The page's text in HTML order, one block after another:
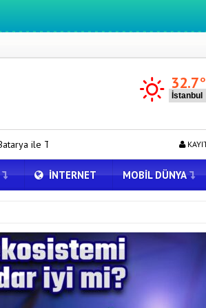
32.7
Çıkarılabilir Bataryalı Telefonlar Geri Dönüyor
İNTERNET MOBIL DÜNYA